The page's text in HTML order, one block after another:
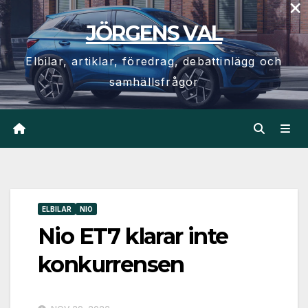
Hoppa
till
innehåll
JÖRGENS VAL
Elbilar, artiklar, föredrag, debattinlägg och
samhällsfrågor
ELBILAR NIO
Nio ET7 klarar inte
konkurrensen
×